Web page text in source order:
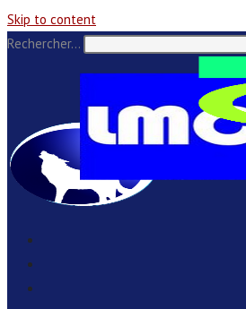
Skip to content
Rechercher…